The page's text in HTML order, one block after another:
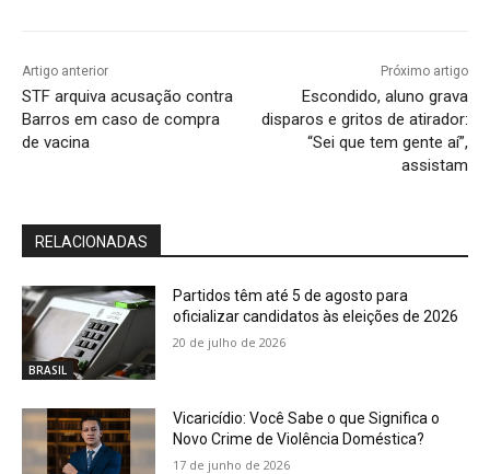
Artigo anterior
STF arquiva acusação contra
Barros em caso de compra
de vacina
Próximo artigo
Escondido, aluno grava
disparos e gritos de atirador:
“Sei que tem gente aí”,
assistam
RELACIONADAS
BRASIL
Partidos têm até 5 de agosto para
oficializar candidatos às eleições de 2026
20 de julho de 2026
Vicaricídio: Você Sabe o que Significa o
Novo Crime de Violência Doméstica?
17 de junho de 2026